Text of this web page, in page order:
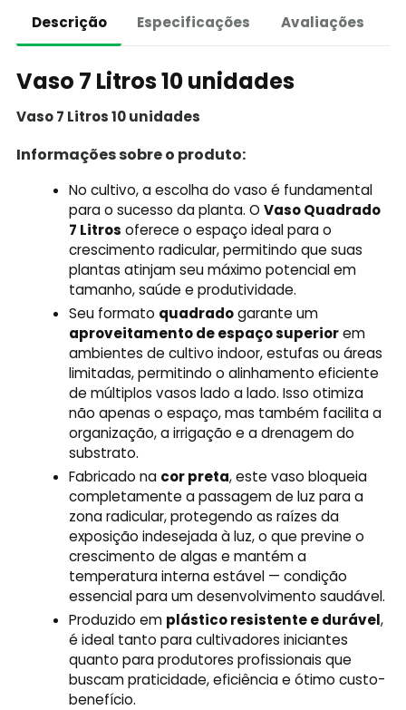
Descrição Especificações Avaliações
Vaso 7 Litros 10 unidades
Vaso 7 Litros 10 unidades
Informações sobre o produto:
No cultivo, a escolha do vaso é fundamental
para o sucesso da planta. OVaso Quadrado
7 Litros oferece o espaço ideal para o
crescimento radicular, permitindo que suas
plantas atinjam seu máximo potencial em
tamanho, saúde e produtividade.
Seu formato quadradogarante um
aproveitamento de espaço superiorem
ambientes de cultivo indoor, estufas ou áreas
limitadas, permitindo o alinhamento eficiente
de múltiplos vasos lado a lado. Isso otimiza
não apenas o espaço, mas também facilita a
organização, a irrigação e a drenagem do
substrato.
Fabricado na cor preta, este vaso bloqueia
completamente a passagem de luz para a
zona radicular, protegendo as raízes da
exposição indesejada à luz, o que previne o
crescimento de algas e mantém a
temperatura interna estável — condição
essencial para um desenvolvimento saudável.
Produzido em plástico resistente e durável,
é ideal tanto para cultivadores iniciantes
quanto para produtores profissionais que
buscam praticidade, eficiência e ótimo custo-
benefício.